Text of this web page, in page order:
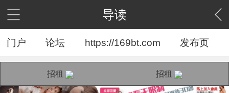
导读
门户 论坛 https://169bt.com 发布页
招租 招租